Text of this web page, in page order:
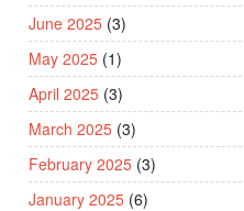
June 2025 (3)
May 2025 (1)
April 2025 (3)
March 2025 (3)
February 2025 (3)
January 2025 (6)